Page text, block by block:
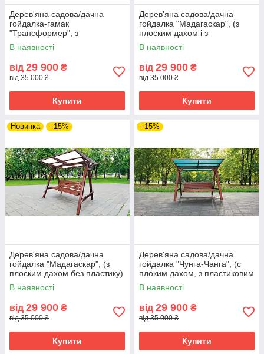
Дерев'яна садова/дачна
гойдалка-гамак
"Трансформер", з
фарбуванням та з плоским
дахом (полікарбонат)
В наявності
від 29 900 ₴
від 35 000 ₴
Купити
Дерев'яна садова/дачна
гойдалка "Мадагаскар", (з
плоским дахом і з
пластиковим шифером)
В наявності
від 29 900 ₴
від 35 000 ₴
Купити
Новинка –15%
Дерев'яна садова/дачна
гойдалка "Мадагаскар", (з
плоским дахом без пластику)
В наявності
від 29 900 ₴
від 35 000 ₴
Купити
–15%
Дерев'яна садова/дачна
гойдалка "Чунга-Чанга", (с
плоким дахом, з пластиковим
шифером) - колір полісандр
В наявності
від 29 900 ₴
від 35 000 ₴
Купити